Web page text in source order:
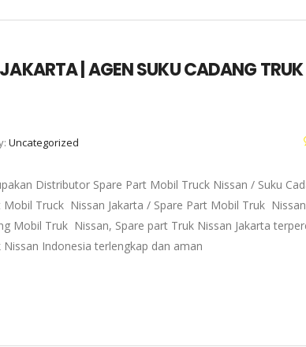
| AGEN SUKU CADANG
Uncategorized
Distributor Spare Part Mobil Truck Nissan / Suku
Truck Nissan Jakarta / Spare Part Mobil Truk
Mobil Truk Nissan, Spare part Truk Nissan Jakarta
Indonesia terlengkap dan aman